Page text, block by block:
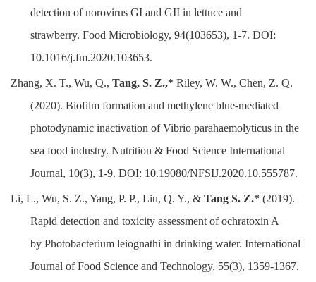
detection of norovirus GI and GII in lettuce and
strawberry. Food Microbiology, 94(103653), 1-7. DOI:
10.1016/j.fm.2020.103653.
Zhang, X. T., Wu, Q., Tang, S. Z.,* Riley, W. W., Chen, Z. Q.
(2020). Biofilm formation and methylene blue-mediated
photodynamic inactivation of Vibrio parahaemolyticus in the
sea food industry. Nutrition & Food Science International
Journal, 10(3), 1-9. DOI: 10.19080/NFSIJ.2020.10.555787.
Li, L., Wu, S. Z., Yang, P. P., Liu, Q. Y., & Tang S. Z.* (2019).
Rapid detection and toxicity assessment of ochratoxin A
by Photobacterium leiognathi in drinking water. International
Journal of Food Science and Technology, 55(3), 1359-1367.